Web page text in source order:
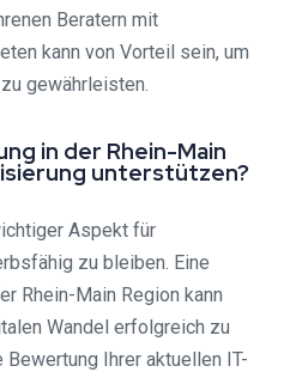
Beratern mit
kann von Vorteil sein, um
gewährleisten.
in der Rhein-Main
unterstützen?
Aspekt für
zu bleiben. Eine
Rhein-Main Region kann
Wandel erfolgreich zu
Ihrer aktuellen IT-